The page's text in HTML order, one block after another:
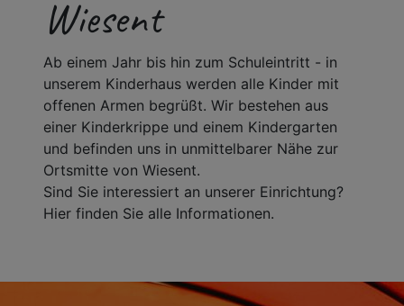
Wiesent
Ab einem Jahr bis hin zum Schuleintritt - in
unserem Kinderhaus werden alle Kinder mit
offenen Armen begrüßt. Wir bestehen aus
einer Kinderkrippe und einem Kindergarten
und befinden uns in unmittelbarer Nähe zur
Ortsmitte von Wiesent.
Sind Sie interessiert an unserer Einrichtung?
Hier finden Sie alle Informationen.